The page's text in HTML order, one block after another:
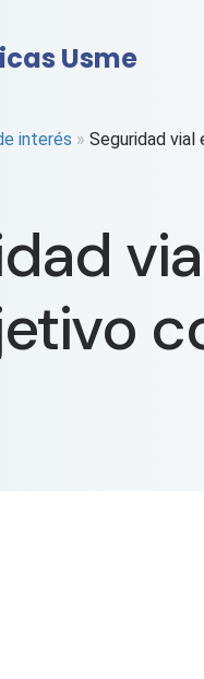
interés » Seguridad vial